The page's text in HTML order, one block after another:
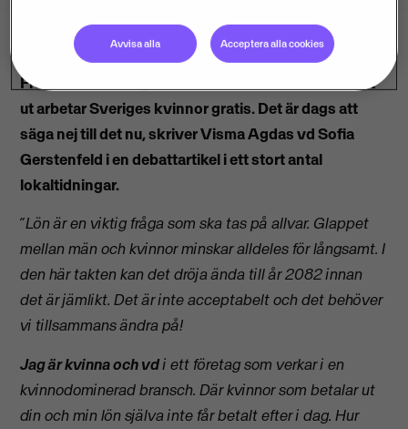
Från och med i dag, den 12 november 2014, och året
ut arbetar Sveriges kvinnor gratis. Det är dags att
säga nej till det nu, skriver Visma Agdas vd Sofia
Gerstenfeld i en debattartikel i ett stort antal
lokaltidningar.
”Lön är en viktig fråga som ska tas på allvar. Glappet
mellan män och kvinnor minskar alldeles för långsamt. I
den här takten kan det dröja ända till år 2082 innan
det är jämlikt. Det är inte acceptabelt och det behöver
vi tillsammans ändra på!
Jag är kvinna och vdi ett företag som verkar i en
kvinnodominerad bransch. Där kvinnor som betalar ut
din och min lön själva inte får betalt efter i dag. Hur
Avvisa alla Acceptera alla cookies